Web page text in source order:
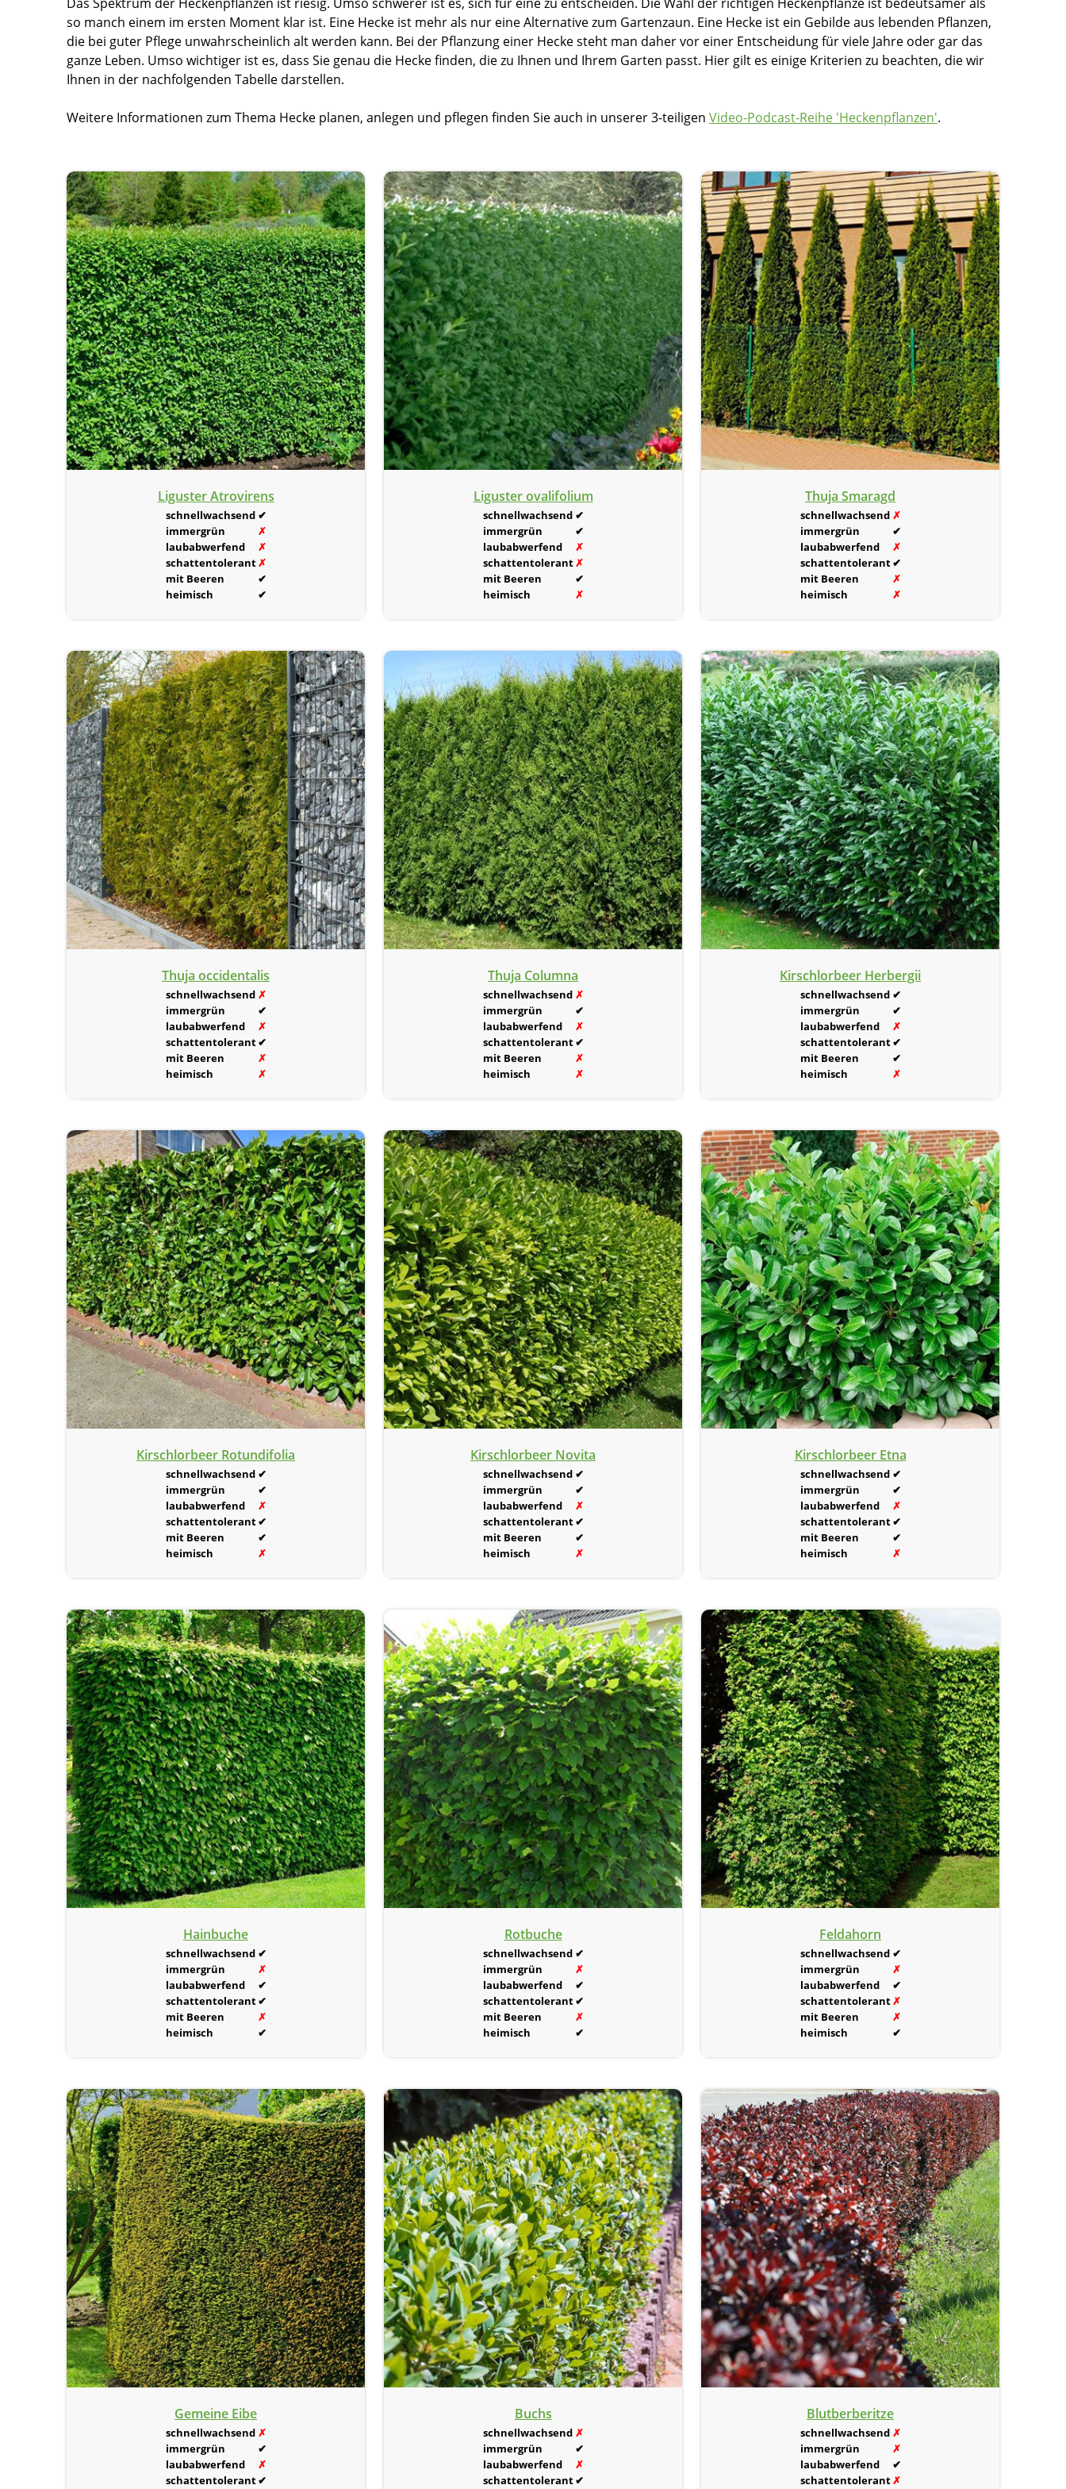
so manch einem im ersten Moment klar ist. Eine Hecke ist mehr als nur eine Alternative zum Gartenzaun. Eine Hecke ist ein Gebilde aus lebenden Pflanzen,
die bei guter Pflege unwahrscheinlich alt werden kann. Bei der Pflanzung einer Hecke steht man daher vor einer Entscheidung für viele Jahre oder gar das
ganze Leben. Umso wichtiger ist es, dass Sie genau die Hecke finden, die zu Ihnen und Ihrem Garten passt. Hier gilt es einige Kriterien zu beachten, die wir
Ihnen in der nachfolgenden Tabelle darstellen.
Weitere Informationen zum Thema Hecke planen, anlegen und pflegen finden Sie auch in unserer 3-teiligen Video-Podcast-Reihe 'Heckenpflanzen'.
Liguster Atrovirens
schnellwachsend ✔
immergrün
✗
laubabwerfend
✗
schattentolerant✗
mit Beeren
✔
heimisch
✔
Liguster ovalifolium
schnellwachsend ✔
immergrün
✔
laubabwerfend
✗
schattentolerant✗
mit Beeren
✔
heimisch
✗
Thuja Smaragd
schnellwachsend ✗
immergrün
✔
laubabwerfend
✗
schattentolerant✔
mit Beeren
✗
heimisch
✗
Thuja occidentalis
schnellwachsend ✗
immergrün
✔
laubabwerfend
✗
schattentolerant✔
mit Beeren
✗
heimisch
✗
Thuja Columna
schnellwachsend ✗
immergrün
✔
laubabwerfend
✗
schattentolerant✔
mit Beeren
✗
heimisch
✗
Kirschlorbeer Herbergii
schnellwachsend ✔
immergrün
✔
laubabwerfend
✗
schattentolerant✔
mit Beeren
✔
heimisch
✗
Kirschlorbeer Rotundifolia
schnellwachsend ✔
immergrün
✔
laubabwerfend
✗
schattentolerant✔
mit Beeren
✔
heimisch
✗
Kirschlorbeer Novita
schnellwachsend ✔
immergrün
✔
laubabwerfend
✗
schattentolerant✔
mit Beeren
✔
heimisch
✗
Kirschlorbeer Etna
schnellwachsend ✔
immergrün
✔
laubabwerfend
✗
schattentolerant✔
mit Beeren
✔
heimisch
✗
Hainbuche
schnellwachsend ✔
immergrün
✗
laubabwerfend
✔
schattentolerant✔
mit Beeren
✗
heimisch
✔
Rotbuche
schnellwachsend ✔
immergrün
✗
laubabwerfend
✔
schattentolerant✔
mit Beeren
✗
heimisch
✔
Feldahorn
schnellwachsend ✔
immergrün
✗
laubabwerfend
✔
schattentolerant✗
mit Beeren
✗
heimisch
✔
Gemeine Eibe
schnellwachsend ✗
immergrün
✔
laubabwerfend
✗
schattentolerant✔
Buchs
schnellwachsend ✗
immergrün
✔
laubabwerfend
✗
schattentolerant✔
Blutberberitze
schnellwachsend ✗
immergrün
✗
laubabwerfend
✔
schattentolerant✗